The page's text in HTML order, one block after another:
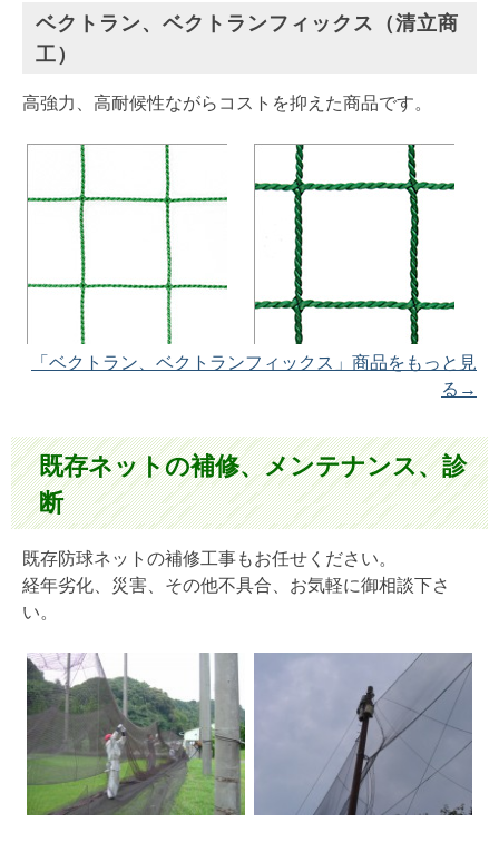
ベクトラン、ベクトランフィックス（清立商
工）
高強力、高耐候性ながらコストを抑えた商品です。
「ベクトラン、ベクトランフィックス」商品をもっと見
る→
既存ネットの補修、メンテナンス、診
断
既存防球ネットの補修工事もお任せください。
経年劣化、災害、その他不具合、お気軽に御相談下さ
い。